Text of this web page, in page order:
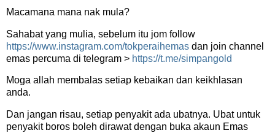
Macamana mana nak mula?
Sahabat yang mulia, sebelum itu jom follow
https://www.instagram.com/tokperaihemas dan join channel
emas percuma di telegram > https://t.me/simpangold
Moga allah membalas setiap kebaikan dan keikhlasan
anda.
Dan jangan risau, setiap penyakit ada ubatnya. Ubat untuk
penyakit boros boleh dirawat dengan buka akaun Emas